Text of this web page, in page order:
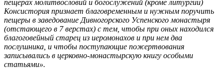
пещерах молитвословий и богослужений (кроме литургии)
Консистория признает благовременным и нужным поручить
пещеры в заведование Дивногорского Успенского монастыря
(отстающего в 7 верстах) с тем, чтобы при оных находился
благоговейный старец из иеромонахов и при нем два
послушника, и чтобы поступающие пожертвования
записывались в церковно-монастырскую книгу особыми
статьями».